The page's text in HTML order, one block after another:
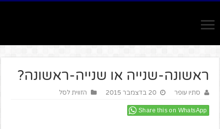
ראשונה-שנייה או שנייה-ראשונה?
סתיו עופר 20 בדצמבר 2015 הזווית לסל
Share this on WhatsApp